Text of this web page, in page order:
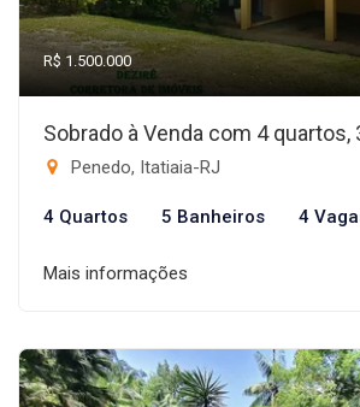
R$ 1.500.000
Sobrado à Venda com 4 quartos,
Penedo, Itatiaia-RJ
4 Quartos 5 Banheiros 4
Mais informações